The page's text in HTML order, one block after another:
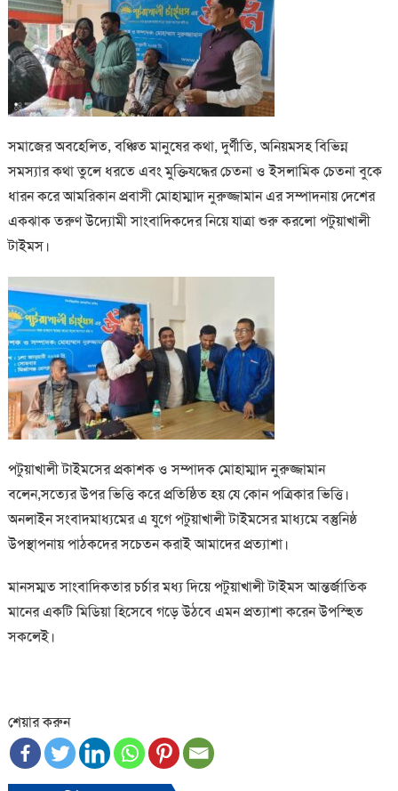
সমাজের অবহেলিত, বঞ্চিত মানুষের কথা, দুর্ণীতি, অনিয়মসহ বিভিন্ন
সমস্যার কথা তুলে ধরতে এবং মুক্তিযদ্ধের চেতনা ও ইসলামিক চেতনা বুকে
ধারন করে আমরিকান প্রবাসী মোহাম্মাদ নুরুজ্জামান এর সম্পাদনায় দেশের
একঝাক তরুণ উদ্যোমী সাংবাদিকদের নিয়ে যাত্রা শুরু করলো পটুয়াখালী
টাইমস।
পটুয়াখালী টাইমসের প্রকাশক ও সম্পাদক মোহাম্মাদ নুরুজ্জামান
বলেন,সত্যের উপর ভিত্তি করে প্রতিষ্ঠিত হয় যে কোন পত্রিকার ভিত্তি।
অনলাইন সংবাদমাধ্যমের এ যুগে পটুয়াখালী টাইমসের মাধ্যমে বস্তুনিষ্ঠ
উপস্থাপনায় পাঠকদের সচেতন করাই আমাদের প্রত্যাশা।
মানসম্মত সাংবাদিকতার চর্চার মধ্য দিয়ে পটুয়াখালী টাইমস আন্তর্জাতিক
মানের একটি মিডিয়া হিসেবে গড়ে উঠবে এমন প্রত্যাশা করেন উপস্হিত
সকলেই।
শেয়ার করুন